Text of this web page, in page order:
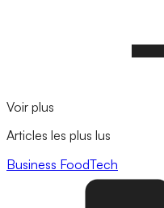
Voir plus
Articles les plus lus
Business FoodTech